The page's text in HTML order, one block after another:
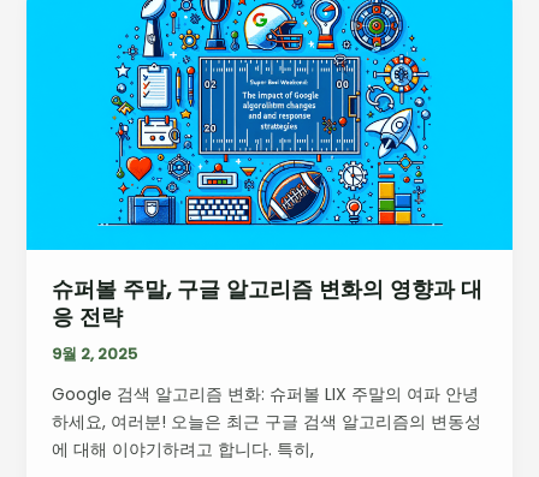
슈퍼볼 주말, 구글 알고리즘 변화의 영향과 대
응 전략
9월 2, 2025
Google 검색 알고리즘 변화: 슈퍼볼 LIX 주말의 여파 안녕
하세요, 여러분! 오늘은 최근 구글 검색 알고리즘의 변동성
에 대해 이야기하려고 합니다. 특히,
변
화
의
향
과
대